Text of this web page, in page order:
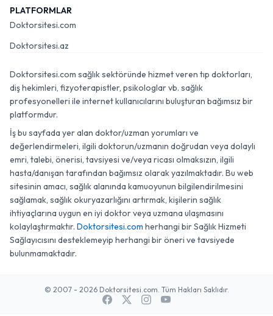
PLATFORMLAR
Doktorsitesi.com
Doktorsitesi.az
Doktorsitesi.com sağlık sektöründe hizmet veren tıp doktorları,
diş hekimleri, fizyoterapistler, psikologlar vb. sağlık
profesyonelleri ile internet kullanıcılarını buluşturan bağımsız bir
platformdur.
İş bu sayfada yer alan doktor/uzman yorumları ve
değerlendirmeleri, ilgili doktorun/uzmanın doğrudan veya dolaylı
emri, talebi, önerisi, tavsiyesi ve/veya ricası olmaksızın, ilgili
hasta/danışan tarafından bağımsız olarak yazılmaktadır. Bu web
sitesinin amacı, sağlık alanında kamuoyunun bilgilendirilmesini
sağlamak, sağlık okuryazarlığını artırmak, kişilerin sağlık
ihtiyaçlarına uygun en iyi doktor veya uzmana ulaşmasını
kolaylaştırmaktır. Doktorsitesi.com herhangi bir Sağlık Hizmeti
Sağlayıcısını desteklemeyip herhangi bir öneri ve tavsiyede
bulunmamaktadır.
© 2007 - 2026 Doktorsitesi.com. Tüm Hakları Saklıdır.